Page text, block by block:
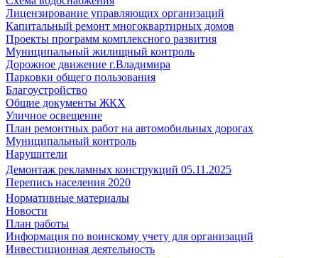
Лицензирование управляющих организаций
Капитальный ремонт многоквартирных домов
Проекты программ комплексного развития
Муниципальный жилищный контроль
Дорожное движение г.Владимира
Парковки общего пользования
Благоустройство
Общие документы ЖКХ
Уличное освещение
План ремонтных работ на автомобильных дорогах
Муниципальный контроль
Нарушители
Демонтаж рекламных конструкций 05.11.2025
Перепись населения 2020
Нормативные материалы
Новости
План работы
Информация по воинскому учету для организаций
Инвестиционная деятельность